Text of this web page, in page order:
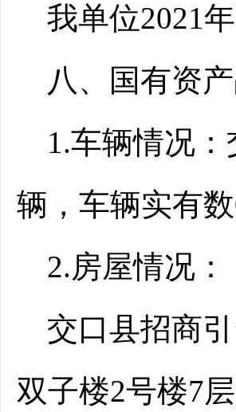
我单位2021
八、国有资
1.车辆情况：
辆，车辆实有数
2.房屋情况：
交口县招商
双子楼2号楼7